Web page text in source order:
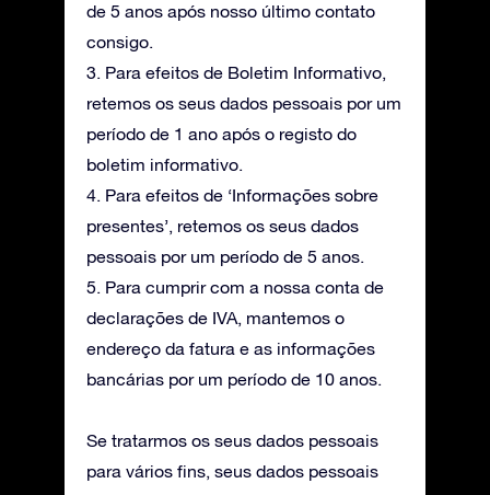
de 5 anos após nosso último contato
consigo.
3. Para efeitos de Boletim Informativo,
retemos os seus dados pessoais por um
período de 1 ano após o registo do
boletim informativo.
4. Para efeitos de ‘Informações sobre
presentes’, retemos os seus dados
pessoais por um período de 5 anos.
5. Para cumprir com a nossa conta de
declarações de IVA, mantemos o
endereço da fatura e as informações
bancárias por um período de 10 anos.
Se tratarmos os seus dados pessoais
para vários fins, seus dados pessoais